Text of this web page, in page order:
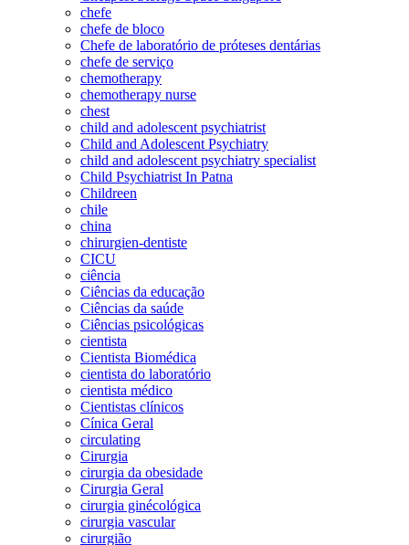
chefe
chefe de bloco
Chefe de laboratório de próteses dentárias
chefe de serviço
chemotherapy
chemotherapy nurse
chest
child and adolescent psychiatrist
Child and Adolescent Psychiatry
child and adolescent psychiatry specialist
Child Psychiatrist In Patna
Childreen
chile
china
chirurgien-dentiste
CICU
ciência
Ciências da educação
Ciências da saúde
Ciências psicológicas
cientista
Cientista Biomédica
cientista do laboratório
cientista médico
Cientistas clínicos
Cínica Geral
circulating
Cirurgia
cirurgia da obesidade
Cirurgia Geral
cirurgia ginécológica
cirurgia vascular
cirurgião